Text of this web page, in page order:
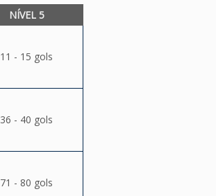
NÍVEL 5
11 - 15 gols
36 - 40 gols
71 - 80 gols